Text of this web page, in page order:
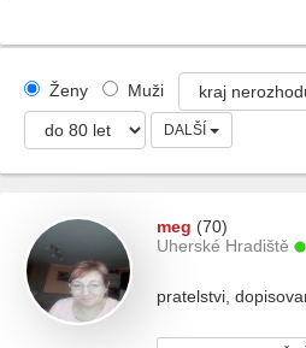
Ženy Muži
DALŠÍ
meg (70)
Uherské Hradiště
pratelstvi,